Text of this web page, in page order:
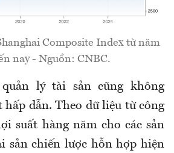
Composite Index từ năm
nay - Nguồn: CNBC.
lý tài sản cũng không
dẫn. Theo dữ liệu từ công
suất hàng năm cho các sản
sản chiến lược hỗn hợp hiện